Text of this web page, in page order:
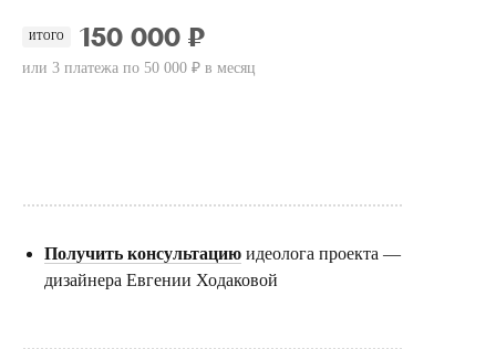
ИТОГО 150 000 ₽
или 3 платежа по 50 000 ₽ в месяц
......................................................................................
Получить консультацию идеолога проекта —
дизайнера Евгении Ходаковой
......................................................................................